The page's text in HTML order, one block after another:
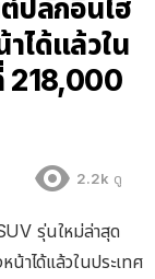
ปลั๊กอินไฮ
ได้แล้วใน
218,000
2.2k ดู
รุ่นใหม่ล่าสุด
น้าได้แล้วในประเทศ